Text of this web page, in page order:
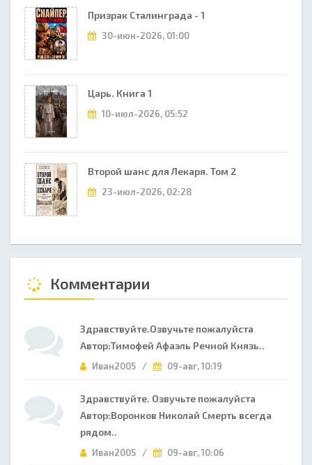
Призрак Сталинграда - 1
30-июн-2026, 01:00
Царь. Книга 1
10-июл-2026, 05:52
Второй шанс для Лекаря. Том 2
23-июл-2026, 02:28
Комментарии
Здравствуйте.Озвучьте пожалуйста
Автор:Тимофей Афаэль Речной Князь..
Иван2005 / 09-авг, 10:19
Здравствуйте. Озвучьте пожалуйста
Автор:Воронков Николай Смерть всегда
рядом..
Иван2005 / 09-авг, 10:06